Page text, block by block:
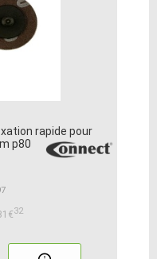
rapide pour
p80
32